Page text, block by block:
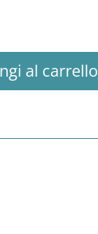
al carrello